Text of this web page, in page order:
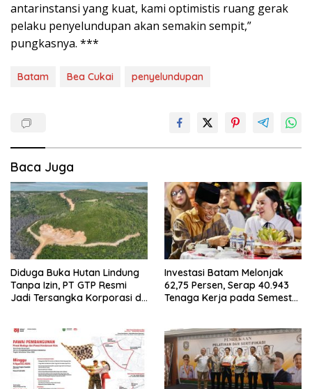
antarinstansi yang kuat, kami optimistis ruang gerak
pelaku penyelundupan akan semakin sempit,”
pungkasnya. ***
Batam Bea Cukai penyelundupan
Baca Juga
Diduga Buka Hutan Lindung
Tanpa Izin, PT GTP Resmi
Jadi Tersangka Korporasi di
Investasi Batam Melonjak
62,75 Persen, Serap 40.943
Tenaga Kerja pada Semester